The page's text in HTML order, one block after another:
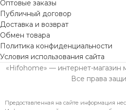
Оптовые заказы
Публичный договор
Доставка и возврат
Обмен товара
Политика конфиденциальности
Условия использования сайта
«Hifohome» — интернет-магазин
Все права
Предоставленная на сайте информация